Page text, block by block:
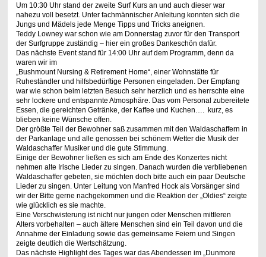
Um 10:30 Uhr stand der zweite Surf Kurs an und auch dieser war
nahezu voll besetzt. Unter fachmännischer Anleitung konnten sich die
Jungs und Mädels jede Menge Tipps und Tricks aneignen.
Teddy Lowney war schon wie am Donnerstag zuvor für den Transport
der Surfgruppe zuständig – hier ein großes Dankeschön dafür.
Das nächste Event stand für 14:00 Uhr auf dem Programm, denn da
waren wir im
„Bushmount Nursing & Retirement Home“, einer Wohnstätte für
Ruheständler und hilfsbedürftige Personen eingeladen. Der Empfang
war wie schon beim letzten Besuch sehr herzlich und es herrschte eine
sehr lockere und entspannte Atmosphäre. Das vom Personal zubereitete
Essen, die gereichten Getränke, der Kaffee und Kuchen…. kurz, es
blieben keine Wünsche offen.
Der größte Teil der Bewohner saß zusammen mit den Waldaschaffern in
der Parkanlage und alle genossen bei schönem Wetter die Musik der
Waldaschaffer Musiker und die gute Stimmung.
Einige der Bewohner ließen es sich am Ende des Konzertes nicht
nehmen alte Irische Lieder zu singen. Danach wurden die verbliebenen
Waldaschaffer gebeten, sie möchten doch bitte auch ein paar Deutsche
Lieder zu singen. Unter Leitung von Manfred Hock als Vorsänger sind
wir der Bitte gerne nachgekommen und die Reaktion der „Oldies“ zeigte
wie glücklich es sie machte.
Eine Verschwisterung ist nicht nur jungen oder Menschen mittleren
Alters vorbehalten – auch ältere Menschen sind ein Teil davon und die
Annahme der Einladung sowie das gemeinsame Feiern und Singen
zeigte deutlich die Wertschätzung.
Das nächste Highlight des Tages war das Abendessen im „Dunmore